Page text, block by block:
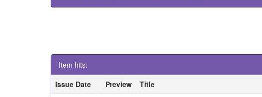
Item hits:
Issue Date
Preview Title